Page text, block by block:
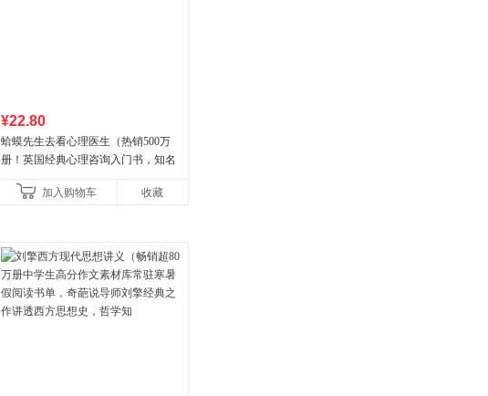
¥22.80
蛤蟆先生去看心理医生（热销500万
册！英国经典心理咨询入门书，知名
加入购物车
收藏